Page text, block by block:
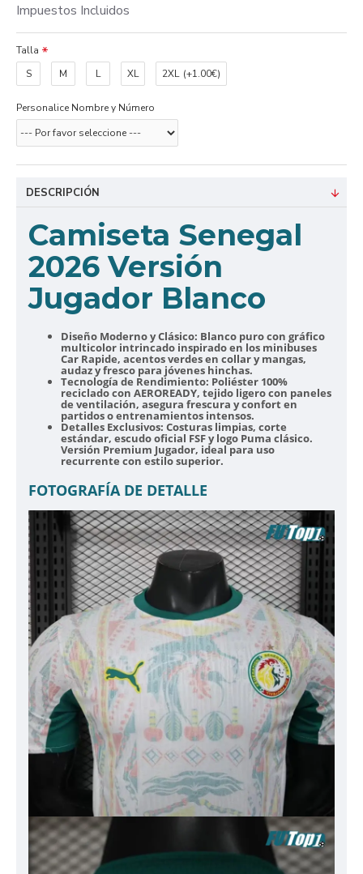
Impuestos Incluidos
Talla
S
M L XL 2XL (+1.00€)
Personalice Nombre y Número
DESCRIPCIÓN
Camiseta Senegal
2026 Versión
Jugador Blanco
Diseño Moderno y Clásico: Blanco puro con gráfico
multicolor intrincado inspirado en los minibuses
Car Rapide, acentos verdes en collar y mangas,
audaz y fresco para jóvenes hinchas.
Tecnología de Rendimiento: Poliéster 100%
reciclado con AEROREADY, tejido ligero con paneles
de ventilación, asegura frescura y confort en
partidos o entrenamientos intensos.
Detalles Exclusivos: Costuras limpias, corte
estándar, escudo oficial FSF y logo Puma clásico.
Versión Premium Jugador, ideal para uso
recurrente con estilo superior.
FOTOGRAFÍA DE DETALLE